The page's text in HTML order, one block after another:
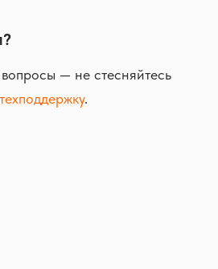
— не стесняйтесь
.